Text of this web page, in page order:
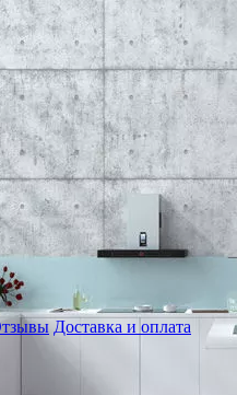
Доставка и оплата